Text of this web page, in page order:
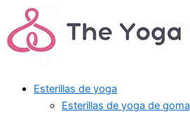
Esterillas de yoga
Esterillas de yoga de goma